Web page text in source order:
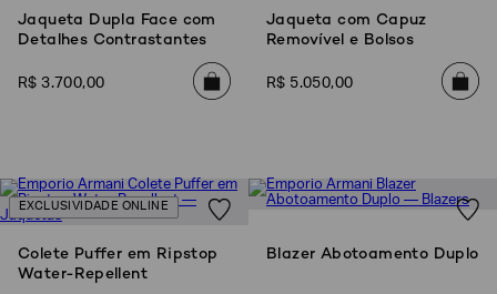
Jaqueta Dupla Face com
Detalhes Contrastantes
R$ 3.700,00
Jaqueta com Capuz
Removível e Bolsos
R$ 5.050,00
EXCLUSIVIDADE ONLINE
Colete Puffer em Ripstop
Water-Repellent
Blazer Abotoamento Duplo